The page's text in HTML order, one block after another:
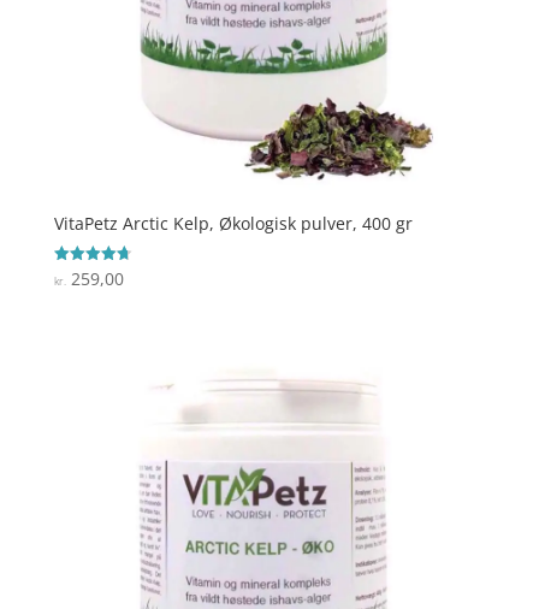
VitaPetz Arctic Kelp, Økologisk pulver, 400 gr
Vurderet
4.7
kr.259,00